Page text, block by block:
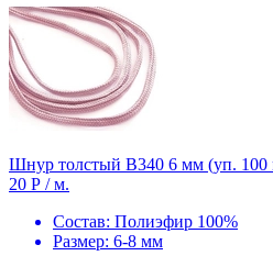
Шнур толстый В340 6 мм (уп.
20 Р / м.
Состав: Полиэфир 100%
Размер: 6-8 мм